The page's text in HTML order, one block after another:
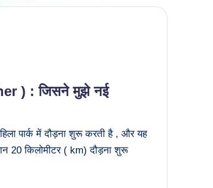
) : जिसने मुझे नई
पार्क में दौड़ना शुरू करती है , और यह
20 किलोमीटर ( km) दौड़ना शुरू